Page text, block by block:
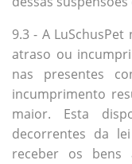
9.3 - A
atraso ou
nas presentes
incumprimento
maior. Esta
decorrentes da
receber os bens